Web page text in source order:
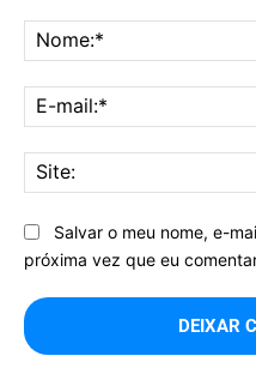
Salvar o meu nome, e-
próxima vez que eu